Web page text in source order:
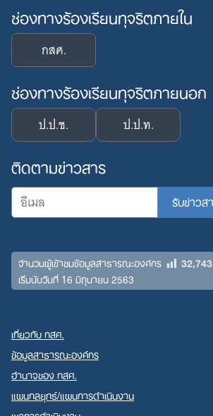
ช่องทางร้องเรียนทุจริตภายใน
กสศ.
ช่องทางร้องเรียนทุจริตภายนอก
ป.ป.ช. ป.ป.ท.
ติดตามข่าวสาร
จำนวนผู้เข้าชมข้อมูลสาธารณะองค์กร 32,743
เริ่มนับวันที่ 16 มิถุนายน 2563
เกี่ยวกับ กสศ.
ข้อมูลสาธารณะองค์กร
อำนาจของ กสศ.
แผนกลยุทธ์/แผนการดำเนินงาน